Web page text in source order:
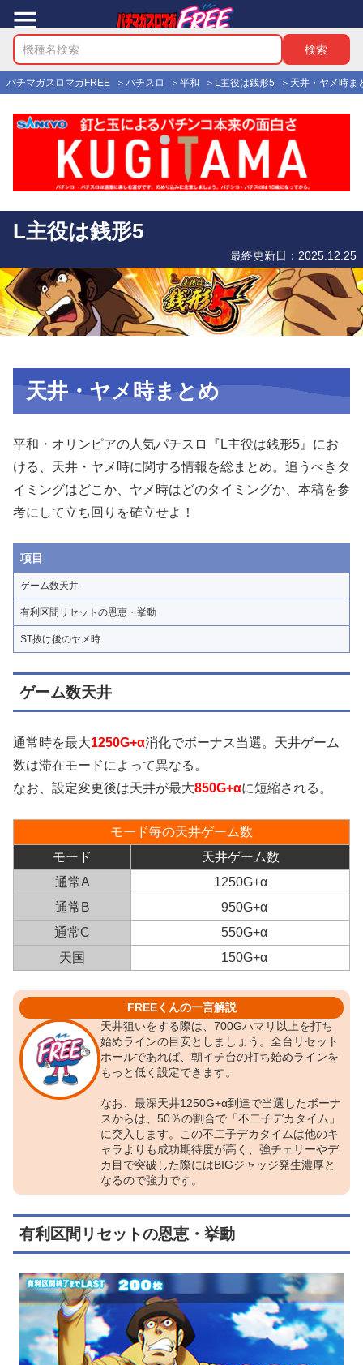
パチマガスロマガFREE パチスロ 平和 L主役は銭形5 天井・ヤメ時ま
L主役は銭形5
最終更新日： 2025.12.25
天井・ヤメ時まとめ
平和・オリンピアの人気パチスロ『L主役は銭形5』にお
ける、天井・ヤメ時に関する情報を総まとめ。追うべきタ
イミングはどこか、ヤメ時はどのタイミングか、本稿を参
考にして立ち回りを確立せよ！
項目
ゲーム数天井
有利区間リセットの恩恵・挙動
ST抜け後のヤメ時
ゲーム数天井
通常時を最大1250G+α消化でボーナス当選。天井ゲーム
数は滞在モードによって異なる。
なお、設定変更後は天井が最大850G+αに短縮される。
モード毎の天井ゲーム数
モード
天井ゲーム数
通常A
1250G+α
通常B
950G+α
通常C
550G+α
天国
150G+α
FREEくんの一言解説
天井狙いをする際は、700Gハマリ以上を打ち
始めラインの目安としましょう。全台リセット
ホールであれば、朝イチ台の打ち始めラインを
もっと低く設定できます。
なお、最深天井1250G+α到達で当選したボーナ
スからは、50％の割合で「不二子デカタイム」
に突入します。この不二子デカタイムは他のキ
ャラよりも成功期待度が高く、強チェリーやデ
カ目で突破した際にはBIGジャッジ発生濃厚と
なるので強力です。
有利区間リセットの恩恵・挙動